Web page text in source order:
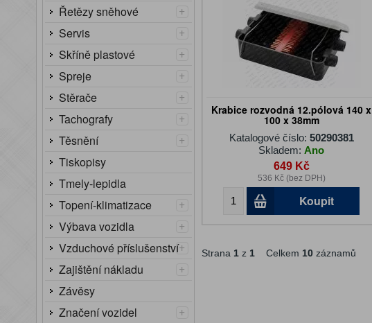
Řetězy sněhové
+
Servis
+
Skříně plastové
+
Spreje
+
Stěrače
+
Tachografy
+
Těsnění
+
Tiskopisy
Tmely-lepidla
Topení-klimatizace
+
Výbava vozidla
+
Vzduchové příslušenství+
Zajištění nákladu
+
Závěsy
Značení vozidel
+
Krabice rozvodná 12.pólová 140 x
100 x 38mm
Katalogové číslo: 50290381
Skladem: Ano
649 Kč
536 Kč (bez DPH)
Koupit
Strana 1z 1Celkem 10záznamů